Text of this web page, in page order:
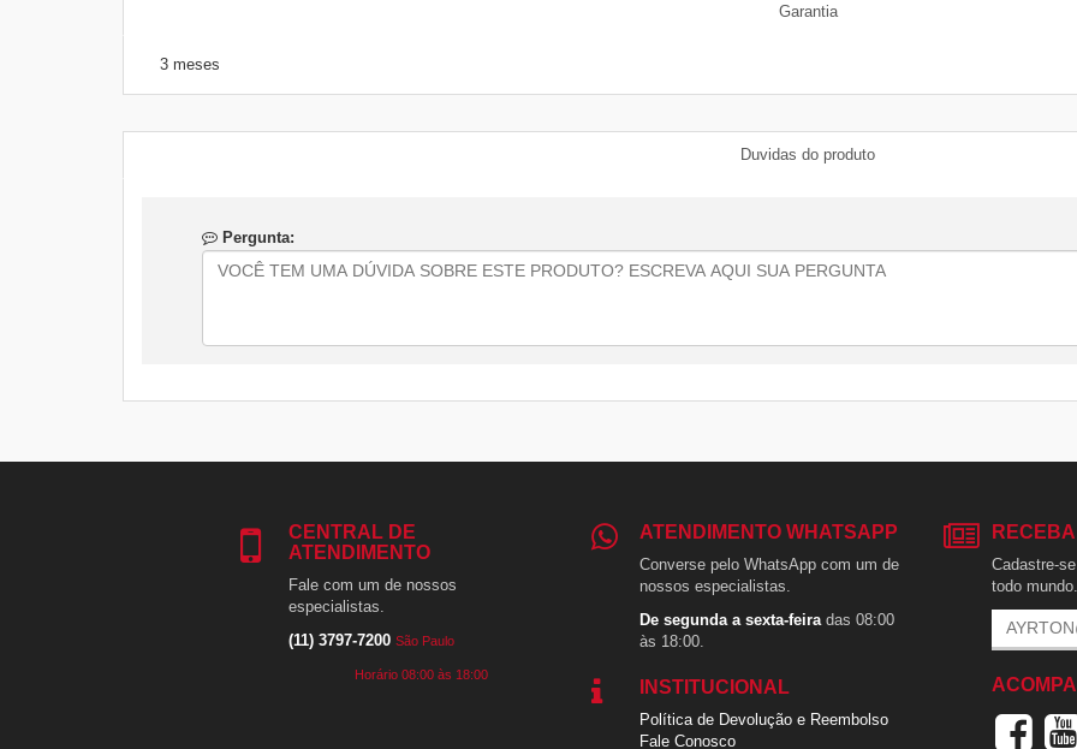
Garantia
3 meses
Duvidas do produto
Pergunta:
CENTRAL DE
ATENDIMENTO
Fale com um de nossos
especialistas.
(11) 3797-7200 São Paulo
Horário 08:00 às 18:00
ATENDIMENTO WHATSAPP
Converse pelo WhatsApp com um de
nossos especialistas.
De segunda a sexta-feira das 08:00
às 18:00.
INSTITUCIONAL
Política de Devolução e Reembolso
Fale Conosco
Cadastre-
todo mundo.